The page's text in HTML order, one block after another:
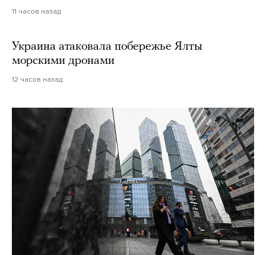
11 часов назад
Украина атаковала побережье Ялты
морскими дронами
12 часов назад